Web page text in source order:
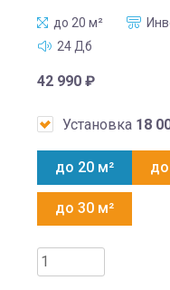
до 20 м²
24 Дб
42 990 ₽
Установка 18
до 20 м²
до 30 м²
Количество
товара